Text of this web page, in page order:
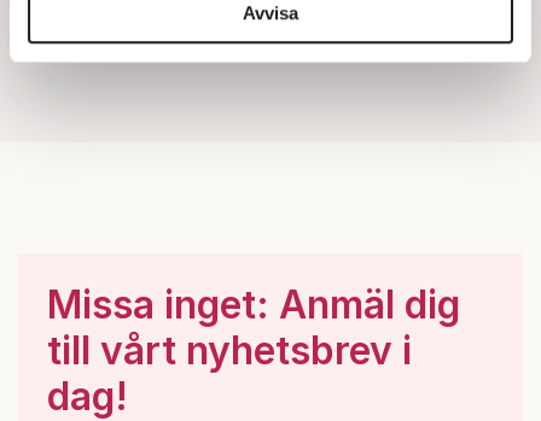
information från din enhet till de sociala medier och
annons- och analysföretag som vi samarbetar med.
Dessa kan i sin tur kombinera informationen med annan
Avvisa
Missa inget: Anmäl dig
till vårt nyhetsbrev i
dag!